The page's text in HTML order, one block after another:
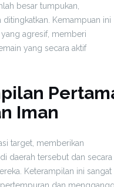
besar tumpukan,
Kemampuan ini
agresif, memberi
yang secara aktif
Iman
target, memberikan
daerah tersebut dan secara
Keterampilan ini sangat